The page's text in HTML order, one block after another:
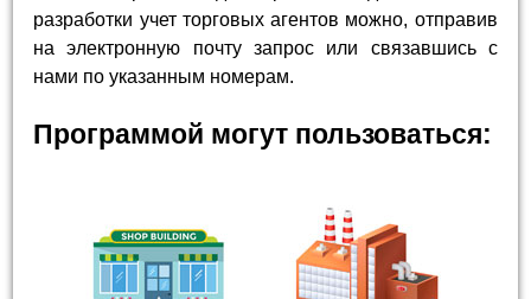
разработки учет торговых агентов можно, отправив
на электронную почту запрос или связавшись с
нами по указанным номерам.
Программой могут пользоваться: